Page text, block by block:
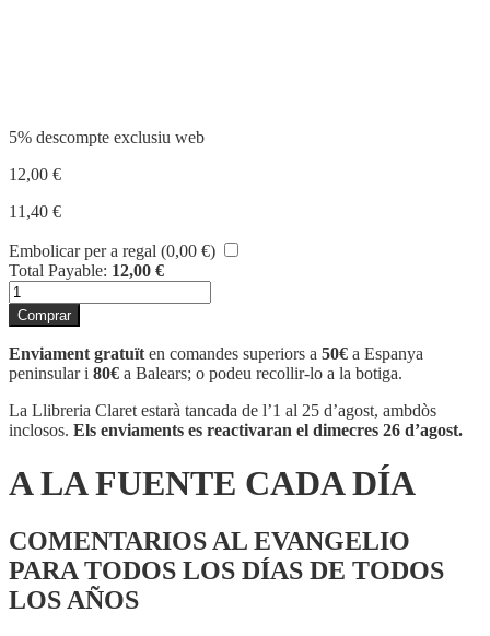
5% descompte exclusiu web
12,00 €
11,40 €
Embolicar per a regal (0,00 €)
Total Payable: 12,00 €
quantitat
de
A
LA
FUENTE
CADA
DÍA
Comprar
Enviament gratuït en comandes superiors a 50€ a Espanya
peninsular i 80€ a Balears; o podeu recollir-lo a la botiga.
La Llibreria Claret estarà tancada de l’1 al 25 d’agost, ambdòs
inclosos. Els enviaments es reactivaran el dimecres 26 d’agost.
A LA FUENTE CADA DÍA
COMENTARIOS AL EVANGELIO
PARA TODOS LOS DÍAS DE TODOS
LOS AÑOS